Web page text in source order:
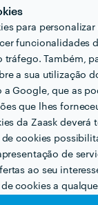
para
funcionalidades
tráfego. Também,
a sua utilização
a Google, que as
que lhes
da Zaask deverá
cookies
de
ao seu
cookies a